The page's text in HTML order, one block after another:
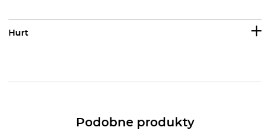
Hurt
Podobne produkty